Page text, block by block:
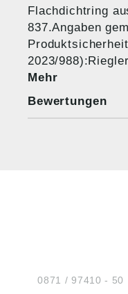
Flachdichtring
837.Angaben
2023/
Mehr
Bewertungen
Tel.:0871 / 97410 - 50